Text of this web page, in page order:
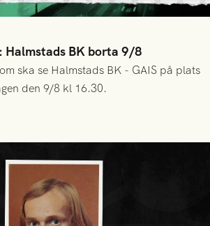
BK borta 9/8
ska se Halmstads BK - GAIS på plats
den 9/8 kl 16.30.